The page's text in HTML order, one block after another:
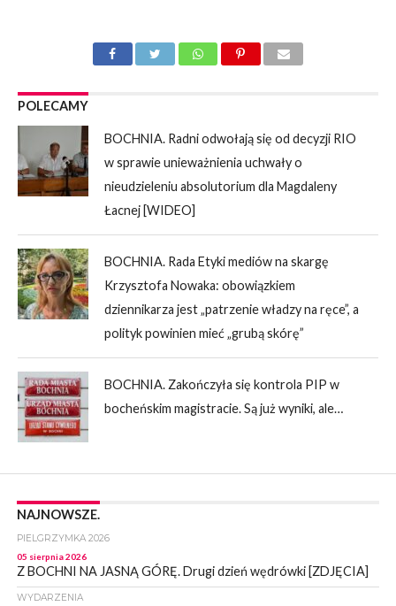
POLECAMY
BOCHNIA. Radni odwołają się od decyzji RIO
w sprawie unieważnienia uchwały o
nieudzieleniu absolutorium dla Magdaleny
Łacnej [WIDEO]
BOCHNIA. Rada Etyki mediów na skargę
Krzysztofa Nowaka: obowiązkiem
dziennikarza jest „patrzenie władzy na ręce”, a
polityk powinien mieć „grubą skórę”
BOCHNIA. Zakończyła się kontrola PIP w
bocheńskim magistracie. Są już wyniki, ale…
NAJNOWSZE.
PIELGRZYMKA 2026
05 sierpnia 2026
Z BOCHNI NA JASNĄ GÓRĘ. Drugi dzień wędrówki [ZDJĘCIA]
WYDARZENIA